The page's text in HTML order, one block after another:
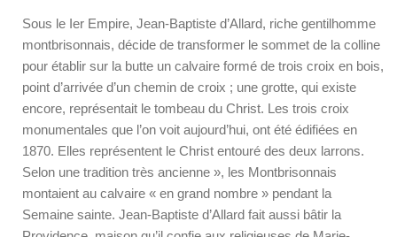
Sous le Ier Empire, Jean-Baptiste d’Allard, riche gentilhomme
montbrisonnais, décide de transformer le sommet de la colline
pour établir sur la butte un calvaire formé de trois croix en bois,
point d’arrivée d’un chemin de croix ; une grotte, qui existe
encore, représentait le tombeau du Christ. Les trois croix
monumentales que l’on voit aujourd’hui, ont été édifiées en
1870. Elles représentent le Christ entouré des deux larrons.
Selon une tradition très ancienne », les Montbrisonnais
montaient au calvaire « en grand nombre » pendant la
Semaine sainte. Jean-Baptiste d’Allard fait aussi bâtir la